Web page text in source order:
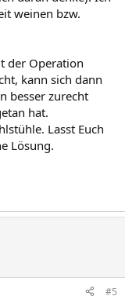
weinen bzw.
der Operation
kann sich dann
besser zurecht
hat.
Lasst Euch
Lösung.
#5